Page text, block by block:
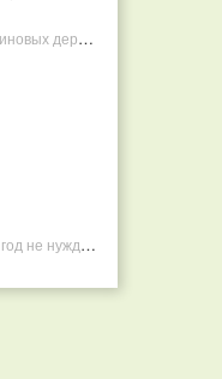
Товарищи, это РАЗВОД! Почему малиновых деревьев не бывает, или Как ушлые продавцы наживаются на мечтах садоводов
Горжусь тем, что моя семья круглый год не нуждается в покупных витаминах